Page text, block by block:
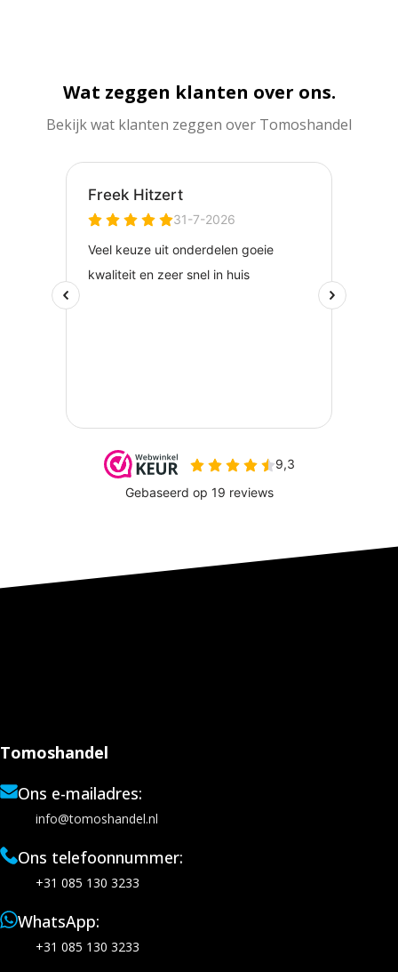
Wat zeggen klanten over ons.
Bekijk wat klanten zeggen over Tomoshandel
Tomoshandel
Ons e-mailadres:
info@tomoshandel.nl
Ons telefoonnummer:
+31 085 130 3233
WhatsApp:
+31 085 130 3233